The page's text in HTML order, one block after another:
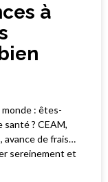
à
monde : êtes-
santé ? CEAM,
avance de frais…
sereinement et